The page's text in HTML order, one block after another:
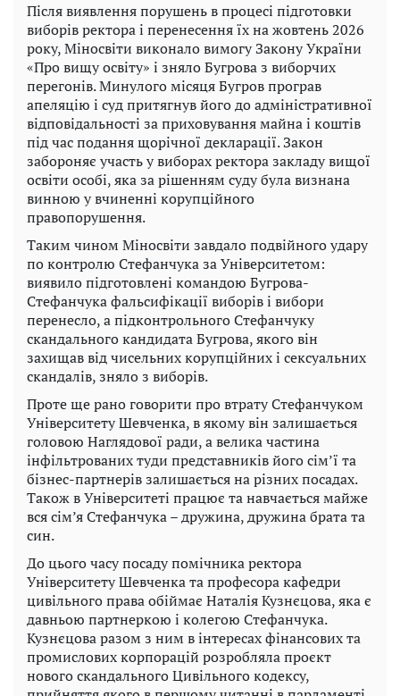
Після виявлення порушень в процесі підготовки
виборів ректора і перенесення їх на жовтень 2026
року, Міносвіти виконало вимогу Закону України
«Про вищу освіту» і зняло Бугрова з виборчих
перегонів. Минулого місяця Бугров програв
апеляцію і суд притягнув його до адміністративної
відповідальності за приховування майна і коштів
під час подання щорічної декларації. Закон
забороняє участь у виборах ректора закладу вищої
освіти особі, яка за рішенням суду була визнана
винною у вчиненні корупційного
правопорушення.
Таким чином Міносвіти завдало подвійного удару
по контролю Стефанчука за Університетом:
виявило підготовлені командою Бугрова-
Стефанчука фальсифікації виборів і вибори
перенесло, а підконтрольного Стефанчуку
скандального кандидата Бугрова, якого він
захищав від чисельних корупційних і сексуальних
скандалів, зняло з виборів.
Проте ще рано говорити про втрату Стефанчуком
Університету Шевченка, в якому він залишається
головою Наглядової ради, а велика частина
інфільтрованих туди представників його сім’ї та
бізнес-партнерів залишається на різних посадах.
Також в Університеті працює та навчається майже
вся сім’я Стефанчука – дружина, дружина брата та
син.
До цього часу посаду помічника ректора
Університету Шевченка та професора кафедри
цивільного права обіймає Наталія Кузнєцова, яка є
давньою партнеркою і колегою Стефанчука.
Кузнєцова разом з ним в інтересах фінансових та
промислових корпорацій розробляла проєкт
нового скандального Цивільного кодексу,